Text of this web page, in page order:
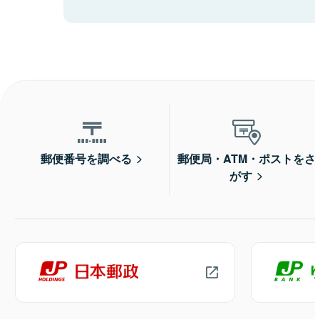
郵便番号を調べる
郵便局・ATM・ポストをさ
がす